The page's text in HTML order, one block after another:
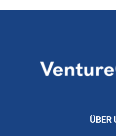
ÜBER